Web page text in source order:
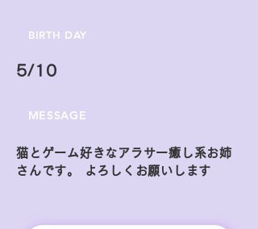
BIRTH DAY
5/10
MESSAGE
猫とゲーム好きなアラサー癒し系お姉
さんです。 よろしくお願いします